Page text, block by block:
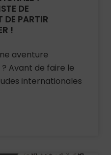
DE
PARTIR
!
aventure
Avant de faire le
internationales